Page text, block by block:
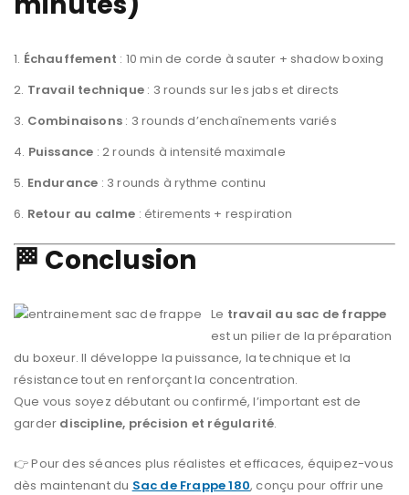
Échauffement : 10 min de corde à sauter + shadow boxing
Travail technique : 3 rounds sur les jabs et directs
Combinaisons : 3 rounds d’enchaînements variés
Puissance : 2 rounds à intensité maximale
Endurance : 3 rounds à rythme continu
Retour au calme : étirements + respiration
🏁 Conclusion
Le travail au sac de frappe
est un pilier de la préparation
du boxeur. Il développe la puissance, la technique et la
résistance tout en renforçant la concentration.
Que vous soyez débutant ou confirmé, l’important est de
garder discipline, précision et régularité.
👉 Pour des séances plus réalistes et efficaces, équipez-vous
dès maintenant du Sac de Frappe 180, conçu pour offrir une